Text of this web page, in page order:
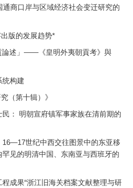
商口岸与区域经济社会变迁研究的
版的发展趋势*
論述」——《皇明外夷朝貢考》與
统构建
（第十辑）》
： 明朝宣府镇军事家族在清前期的
16—17世纪中西交往图景中的东亚移
见的明清中国、东南亚与西班牙的
程成果“浙江旧海关档案文献整理与研